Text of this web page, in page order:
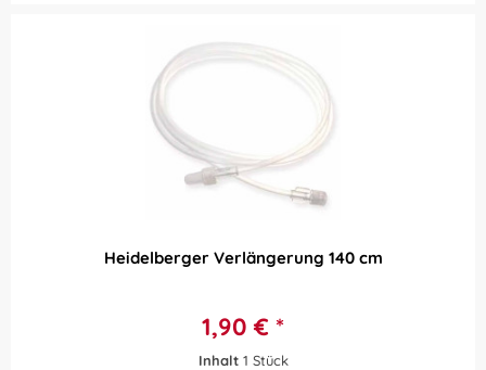
Heidelberger Verlängerung 140 cm
1,90 € *
Inhalt 1 Stück